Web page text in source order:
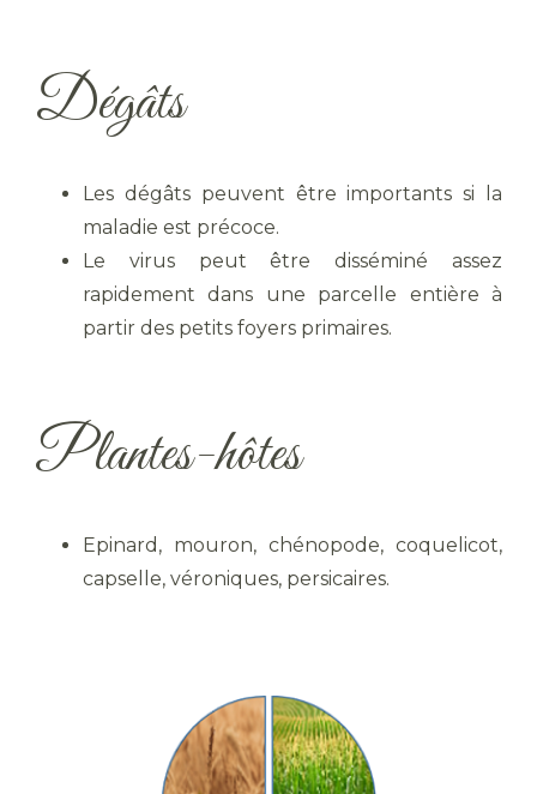
Dégâts
Les dégâts peuvent être importants si la
maladie est précoce.
Le virus peut être disséminé assez
rapidement dans une parcelle entière à
partir des petits foyers primaires.
Plantes-hôtes
Epinard, mouron, chénopode, coquelicot,
capselle, véroniques, persicaires.